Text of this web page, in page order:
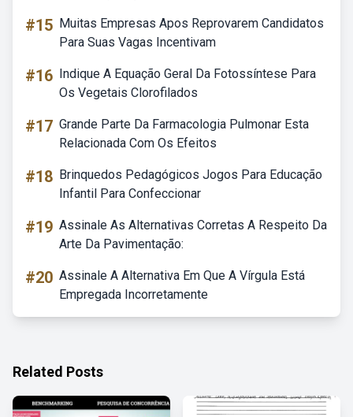
#15 Muitas Empresas Apos Reprovarem Candidatos
Para Suas Vagas Incentivam
#16 Indique A Equação Geral Da Fotossíntese Para
Os Vegetais Clorofilados
#17 Grande Parte Da Farmacologia Pulmonar Esta
Relacionada Com Os Efeitos
#18 Brinquedos Pedagógicos Jogos Para Educação
Infantil Para Confeccionar
#19 Assinale As Alternativas Corretas A Respeito Da
Arte Da Pavimentação:
#20 Assinale A Alternativa Em Que A Vírgula Está
Empregada Incorretamente
Related Posts